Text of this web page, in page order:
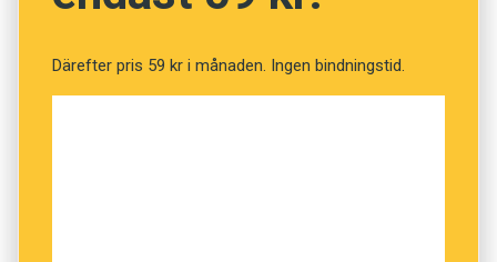
Enligt Will Hazell på sajten news.co.uk har
Därefter pris 59 kr i månaden. Ingen bindningstid.